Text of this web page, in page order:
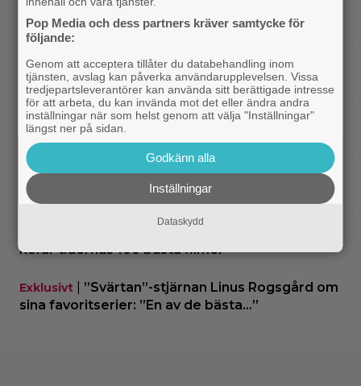
bästa filmer fyller 20 – gick nästan till en annan
regissör
TV-spel |På tv ikväll: Edward Norton gjorde sin
hyllade filmdebut i denna skarpa thriller
Fantasy|Sista säsongen av ”The Witcher”
försenas – släpps 2027
Netflix|Nu på Netflix: Tidlös krigsklassiker från
1961 fick fullpott
”Hajen” i topp när Empires läsare
korar tidernas 100 bästa filmer
Exklusivt
”Svärtan”-stjärnan Linus Rogsgård om
sina favoritserier: ”En av de bästa…”
Pop Media och dess partners kräver samtycke för
följande:
Genom att acceptera tillåter du databehandling inom
tjänsten, avslag kan påverka användarupplevelsen. Vissa
tredjepartsleverantörer kan använda sitt berättigade intresse
för att arbeta, du kan invända mot det eller ändra andra
inställningar när som helst genom att välja "Inställningar"
längst ner på sidan.
Godkänn alla
Inställningar
Dataskydd